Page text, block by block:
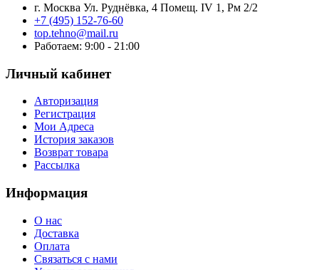
г. Москва Ул. Руднёвка, 4 Помещ. IV 1, Рм 2/2
+7 (495) 152-76-60
top.tehno@mail.ru
Работаем: 9:00 - 21:00
Личный кабинет
Авторизация
Регистрация
Мои Адреса
История заказов
Возврат товара
Рассылка
Информация
О нас
Доставка
Оплата
Связаться с нами